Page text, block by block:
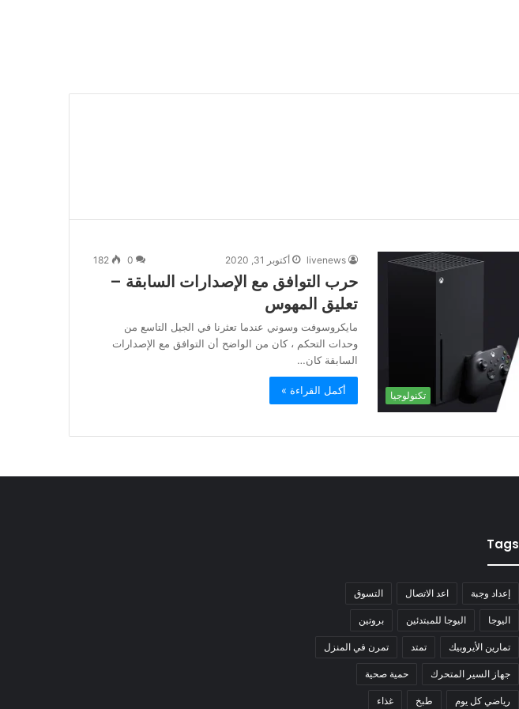
تكنولوجيا
livenews أكتوبر 31, 2020 0
182
حرب التوافق مع الإصدارات السابقة –
تعليق المهوس
مايكروسوفت وسوني عندما تعثرنا في الجيل التاسع من
وحدات التحكم ، كان من الواضح أن التوافق مع الإصدارات
السابقة كان…
أكمل القراءة »
Tags
إعداد وجبة اعد الاتصال التسوق
اليوجا اليوجا للمبتدئين بروتين
تمارين الأيروبيك تمتد تمرن في المنزل
جهاز السير المتحرك حمية صحية
رياضي كل يوم طبخ غذاء